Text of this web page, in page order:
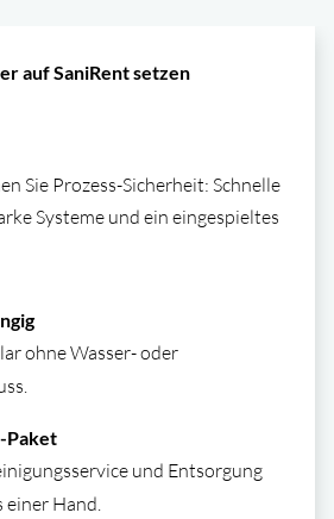
auf SaniRent setzen
Sie Prozess-Sicherheit: Schnelle
Systeme und ein eingespieltes
ohne Wasser- oder
Paket
und Entsorgung
Hand.